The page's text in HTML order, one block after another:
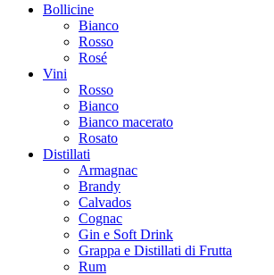
Bollicine
Bianco
Rosso
Rosé
Vini
Rosso
Bianco
Bianco macerato
Rosato
Distillati
Armagnac
Brandy
Calvados
Cognac
Gin e Soft Drink
Grappa e Distillati di Frutta
Rum